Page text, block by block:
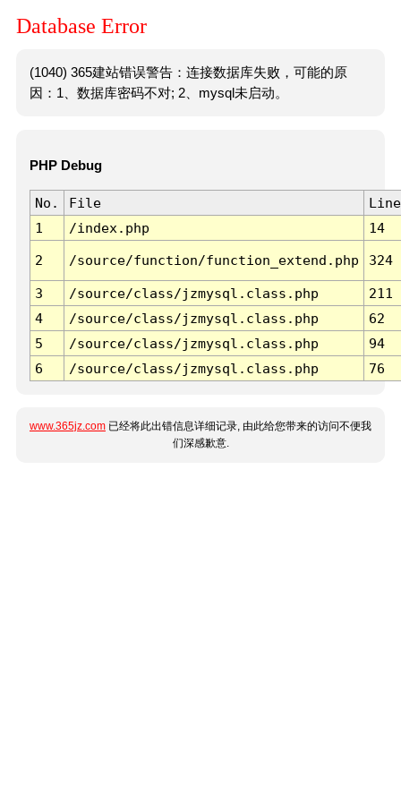
Database Error
(1040) 365建站错误警告：连接数据库失败，可能的原
因：1、数据库密码不对; 2、mysql未启动。
PHP Debug
No. File
Line
1
/index.php 14
2 /source/function/function_extend.php 324
3 /source/class/jzmysql.class.php
211
4
/source/class/jzmysql.class.php
62
5
/source/class/jzmysql.class.php
94
6
/source/class/jzmysql.class.php 76
www.365jz.com 已经将此出错信息详细记录, 由此给您带来的访问不便我
们深感歉意.